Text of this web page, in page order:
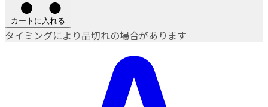
カートに入れる
タイミングにより品切れの場合があります